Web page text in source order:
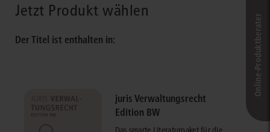
Jetzt Produkt wählen
Der Titel ist enthalten in:
juris Verwaltungsrecht
Edition BW
Online-Produkt­berater